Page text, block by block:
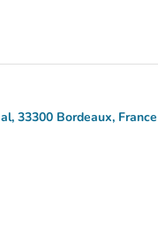
33300 Bordeaux, France
Maps)